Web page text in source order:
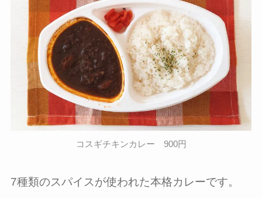
コスギチキンカレー 900円
7種類のスパイスが使われた本格カレーです。